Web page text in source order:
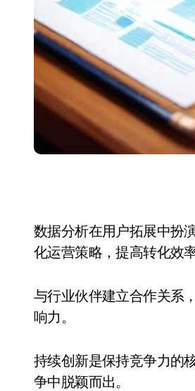
数据分析在用户拓展中扮
化运营策略，提高转化效率
与行业伙伴建立合作关系
响力。
持续创新是保持竞争力的
争中脱颖而出。